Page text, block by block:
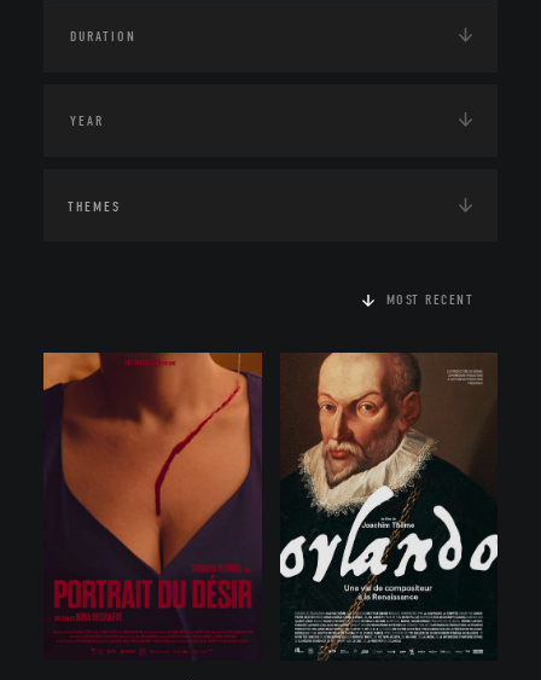
THEMES
MOST RECENT